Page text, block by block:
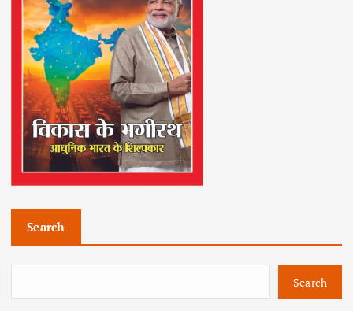
Search
Search